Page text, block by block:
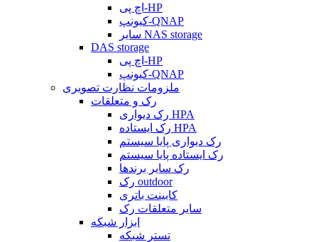
اچ پی-HP
کیونپ-QNAP
سایر NAS storage
DAS storage
اچ پی-HP
کیونپ-QNAP
ملزومات نظارت تصویری
رک و متعلقات
رک دیواری HPA
رک ایستاده HPA
رک دیواری پایا سیستم
رک ایستاده پایا سیستم
رک سایر برندها
رک outdoor
کابینت باتری
سایر متعلقات رک
ابزار شبکه
تستر شبکه